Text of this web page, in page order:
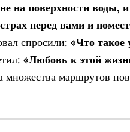
на поверхности воды,
перед вами и
спросили: «Что такое
«Любовь к этой
множества маршрутов